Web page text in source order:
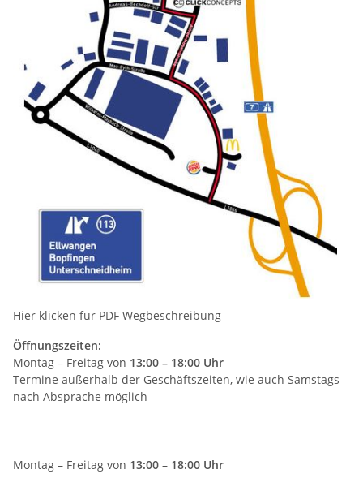
Hier klicken für PDF Wegbeschreibung
Öffnungszeiten:
Montag – Freitag von 13:00 – 18:00 Uhr
Termine außerhalb der Geschäftszeiten, wie auch Samstags
nach Absprache möglich
Montag – Freitag von 13:00 – 18:00 Uhr